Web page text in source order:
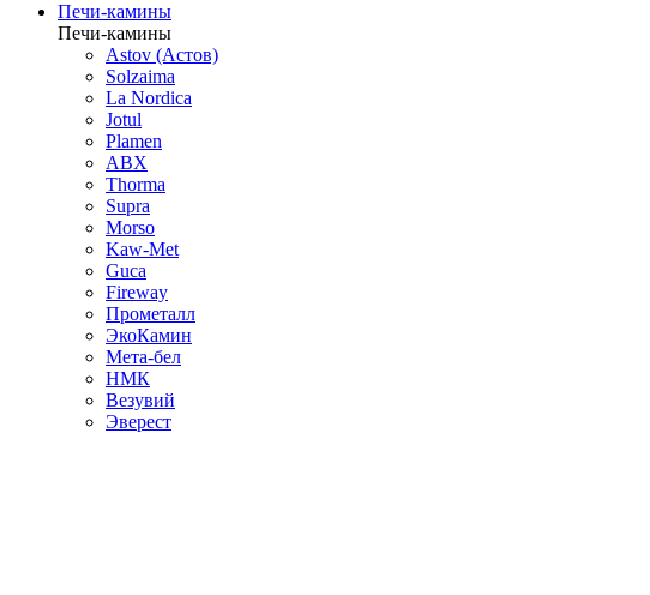
Печи-камины
Печи-камины
Astov (Астов)
Solzaima
La Nordica
Jotul
Plamen
ABX
Thorma
Supra
Morso
Kaw-Met
Guca
Fireway
Прометалл
ЭкоКамин
Мета-бел
НМК
Везувий
Эверест